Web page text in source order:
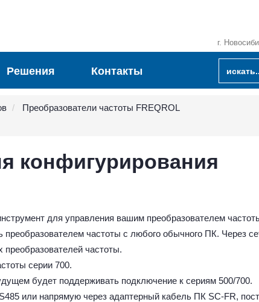
г.
Решения Контакты
Преобразователи частоты FREQROL
конфигурирования
для управления вашим преобразователем
частоты с любого обычного ПК. Через
преобразователей частоты.
серии 700.
будет поддерживать подключение к сериям 500/700.
или напрямую через адаптерный кабель ПК SC-FR,